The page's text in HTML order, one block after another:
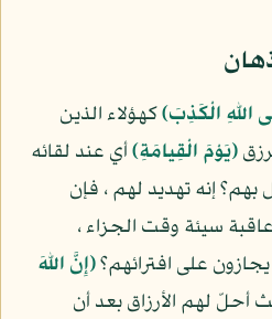
اللهِ الْكَذِبَ)كهؤلاء الذين
(يَوْمَ الْقِيامَةِ)أي عند لقائه
إنه تهديد لهم ، فإن
سيئة وقت الجزاء ،
على افترائهم؟(إِنَّ اللهَ
أحلّ لهم الأرزاق بعد أن